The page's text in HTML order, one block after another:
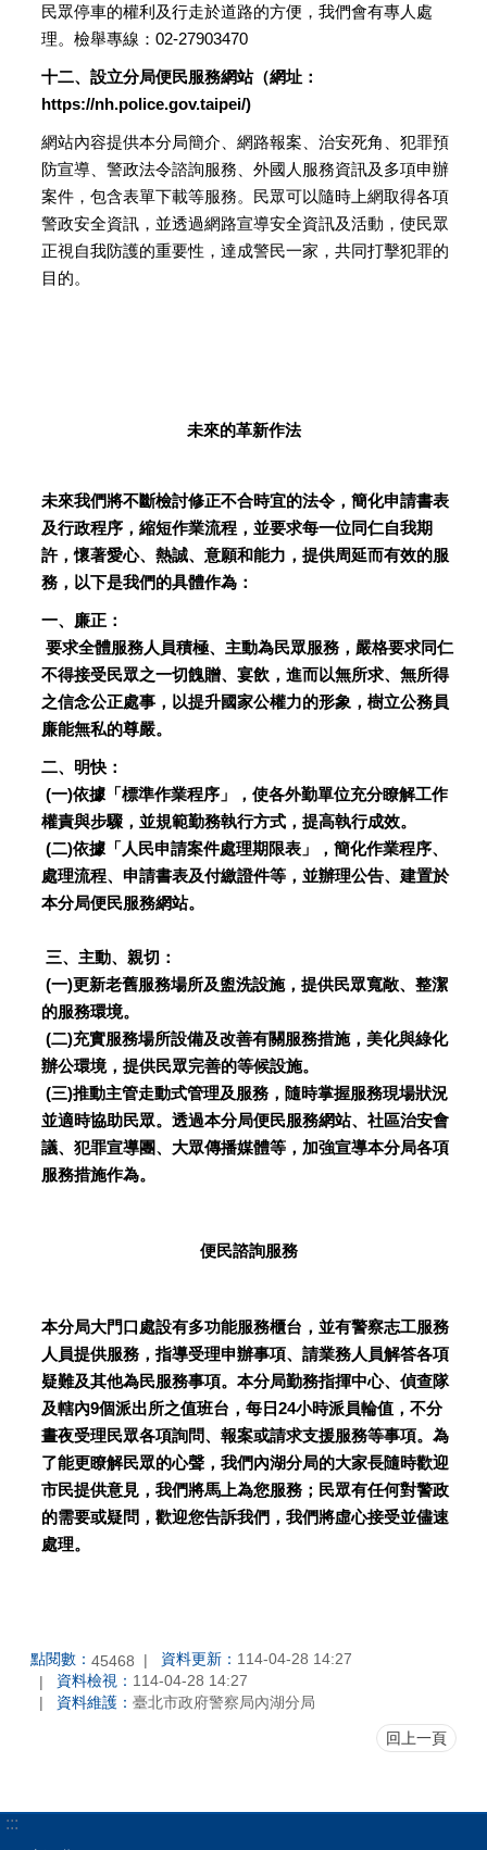
民眾停車的權利及行走於道路的方便，我們會有專人處
理。檢舉專線：02-27903470
十二、設立分局便民服務網站（網址：
https://nh.police.gov.taipei/)
網站內容提供本分局簡介、網路報案、治安死角、犯罪預
防宣導、警政法令諮詢服務、外國人服務資訊及多項申辦
案件，包含表單下載等服務。民眾可以隨時上網取得各項
警政安全資訊，並透過網路宣導安全資訊及活動，使民眾
正視自我防護的重要性，達成警民一家，共同打擊犯罪的
目的。
未來的革新作法
未來我們將不斷檢討修正不合時宜的法令，簡化申請書表
及行政程序，縮短作業流程，並要求每一位同仁自我期
許，懷著愛心、熱誠、意願和能力，提供周延而有效的服
務，以下是我們的具體作為：
一、廉正：
要求全體服務人員積極、主動為民眾服務，嚴格要求同仁
不得接受民眾之一切餽贈、宴飲，進而以無所求、無所得
之信念公正處事，以提升國家公權力的形象，樹立公務員
廉能無私的尊嚴。
二、明快：
(一)依據「標準作業程序」，使各外勤單位充分瞭解工作
權責與步驟，並規範勤務執行方式，提高執行成效。
(二)依據「人民申請案件處理期限表」，簡化作業程序、
處理流程、申請書表及付繳證件等，並辦理公告、建置於
本分局便民服務網站。
三、主動、親切：
(一)更新老舊服務場所及盥洗設施，提供民眾寬敞、整潔
的服務環境。
(二)充實服務場所設備及改善有關服務措施，美化與綠化
辦公環境，提供民眾完善的等候設施。
(三)推動主管走動式管理及服務，隨時掌握服務現場狀況
並適時協助民眾。透過本分局便民服務網站、社區治安會
議、犯罪宣導團、大眾傳播媒體等，加強宣導本分局各項
服務措施作為。
便民諮詢服務
本分局大門口處設有多功能服務櫃台，並有警察志工服務
人員提供服務，指導受理申辦事項、請業務人員解答各項
疑難及其他為民服務事項。本分局勤務指揮中心、偵查隊
及轄內9個派出所之值班台，每日24小時派員輪值，不分
晝夜受理民眾各項詢問、報案或請求支援服務等事項。為
了能更瞭解民眾的心聲，我們內湖分局的大家長隨時歡迎
市民提供意見，我們將馬上為您服務；民眾有任何對警政
的需要或疑問，歡迎您告訴我們，我們將虛心接受並儘速
處理。
點閱數： 45468 資料更新： 114-04-28 14:27
資料檢視： 114-04-28 14:27
資料維護： 臺北市政府警察局內湖分局
回上一頁
:::